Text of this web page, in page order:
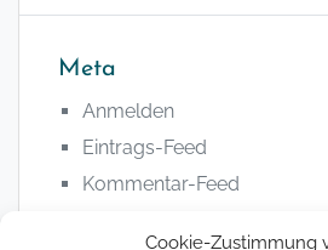
Cookie-Zustimmung
Meta
Anmelden
Eintrags-Feed
Kommentar-Feed